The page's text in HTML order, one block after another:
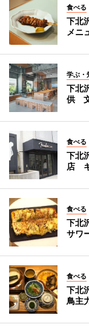
食べる
下北
メニ
学ぶ・
下北
供
食べる
下北
店
食べる
下北
サワ
食べる
下北
鳥主